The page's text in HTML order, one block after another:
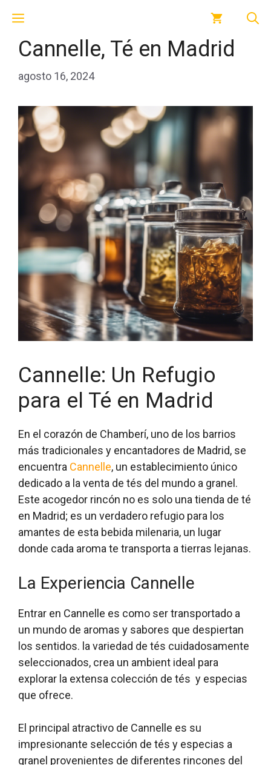
contenido
Menú
Cannelle, Té en Madrid
agosto 16, 2024
Cannelle: Un Refugio
para el Té en Madrid
En el corazón de Chamberí, uno de los barrios
más tradicionales y encantadores de Madrid, se
encuentra Cannelle, un establecimiento único
dedicado a la venta de tés del mundo a granel.
Este acogedor rincón no es solo una tienda de té
en Madrid; es un verdadero refugio para los
amantes de esta bebida milenaria, un lugar
donde cada aroma te transporta a tierras lejanas.
La Experiencia Cannelle
Entrar en Cannelle es como ser transportado a
un mundo de aromas y sabores que despiertan
los sentidos. la variedad de tés cuidadosamente
seleccionados, crea un ambient ideal para
explorar la extensa colección de tés y especias
que ofrece.
El principal atractivo de Cannelle es su
impresionante selección de tés y especias a
granel provenientes de diferentes rincones del